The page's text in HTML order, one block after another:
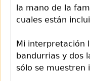
la mano de la
cuales están
Mi interpretación
bandurrias y dos
sólo se muestren